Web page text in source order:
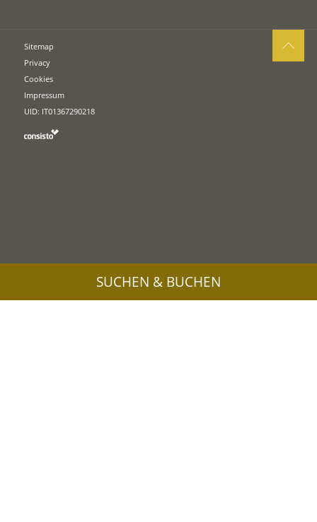
Sitemap
Privacy
Cookies
Impressum
UID: IT01367290218
SUCHEN & BUCHEN